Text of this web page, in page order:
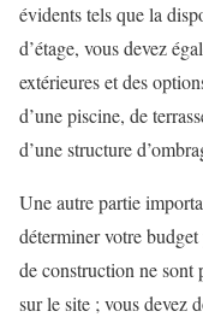
évidents tels que la
d’étage, vous devez
extérieures et des
d’une piscine, de
d’une structure
Une autre partie
déterminer votre
de construction ne sont
sur le site ; vous devez